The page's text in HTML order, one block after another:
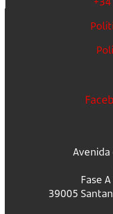
Avenida
Fase
39005